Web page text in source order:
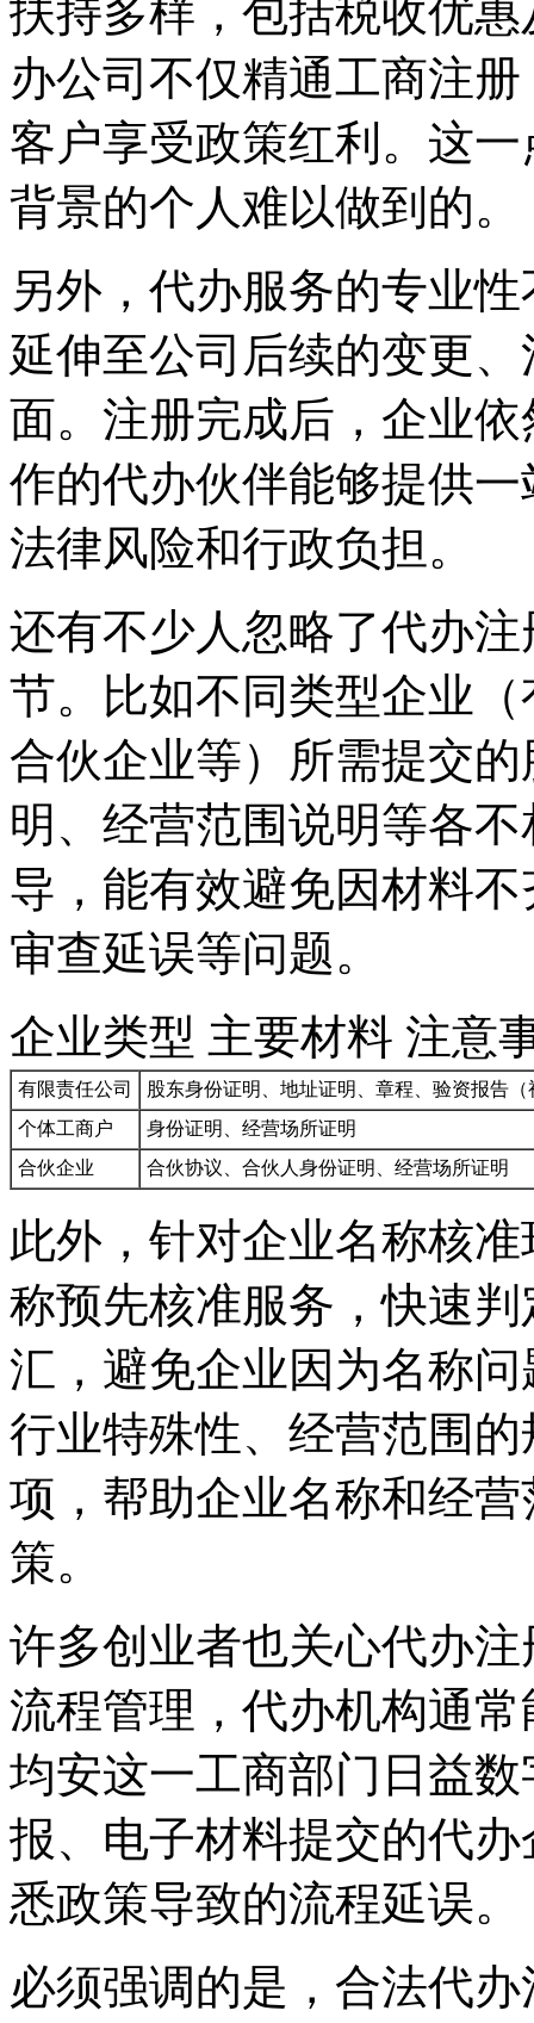
扶持多样，包括税收优
办公司不仅精通工商注
客户享受政策红利。这
背景的个人难以做到的。
另外，代办服务的专业
延伸至公司后续的变更
面。注册完成后，企业
作的代办伙伴能够提供
法律风险和行政负担。
还有不少人忽略了代办
节。比如不同类型企业
合伙企业等）所需提交
明、经营范围说明等各
导，能有效避免因材料
审查延误等问题。
企业类型 主要材料 注意
有限责任公司
股东身份证明、地址证明、章程、验资报告（
个体工商户
身份证明、经营场所证明
合伙企业
合伙协议、合伙人身份证明、经营场所证明
此外，针对企业名称核
称预先核准服务，快速
汇，避免企业因为名称
行业特殊性、经营范围
项，帮助企业名称和经
策。
许多创业者也关心代办
流程管理，代办机构通
均安这一工商部门日益
报、电子材料提交的代
悉政策导致的流程延误。
必须强调的是，合法代